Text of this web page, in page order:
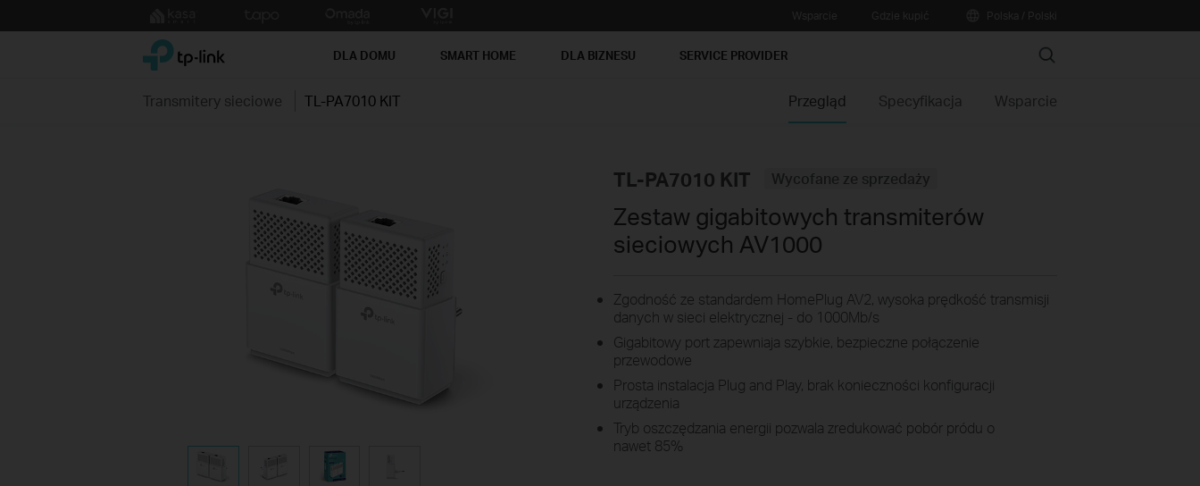
to
TP-Link, Reliably Smart DLA DOMU SMART HOME DLA BIZNESU SERVICE PROVIDER Search
Transmitery sieciowe TL-PA7010 KIT Przegląd Specyfikacja Wsparcie
TL-PA7010 KIT Wycofane ze sprzedaży
Zestaw gigabitowych transmiterów
sieciowych AV1000
Zgodność ze standardem HomePlug AV2, wysoka prędkość transmisji
danych w sieci elektrycznej - do 1000Mb/s
Gigabitowy port zapewniaja szybkie, bezpieczne połączenie
przewodowe
Prosta instalacja Plug and Play, brak konieczności konfiguracji
urządzenia
Tryb oszczędzania energii pozwala zredukować pobór pródu o
nawet 85%